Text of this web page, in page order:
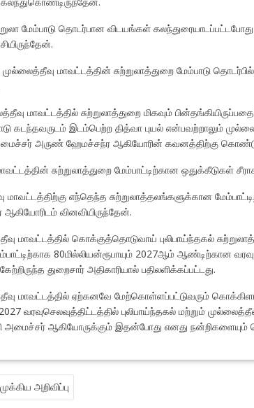
மேம்பாடு தொடர்பான விடயங்கள்
முல்லைத்தீவு மாவட்டத்தின் சுற்றுலாத்துறை மேம்பாடு
மாவட்டத்தில் சுற்றுலாத்துறை மிகவும்
இடம்பெற்ற தித்வா புயல் என்பவற்றாலும்
அமைச்சர் அருண் ஹேமச்சந்ர ஆகியோரின் கவனத்திற்கு
சுற்றுலாத்துறை மேம்பாட்டிற்கான ஒதுக்கீடுகள்
எந்தெந்த சுற்றுலாத்தலங்களுக்கான
ஆகியோரிடம் வினவியிருந்தேன்.
மாவட்டத்தில் கொக்குத்தொடுவாய் புலிபாய்ந்தகல்
80மில்லியன்ரூபாயும் 2027ஆம் ஆண்டிற்கான
துறைசார் அதிகாரியால் பதிலளிக்கப்பட்டது.
மாவட்டத்தில் ஏற்கனவே மேற்கொள்ளப்பட்டுவரும்
வரவுசெலவுத்திட்டத்தில் புலிபாய்ந்தகல் மற்றும்
அமைச்சர் ஆகியோருக்கும் இதன்போது எனது நன்றிகளையும்
அறிவிப்பு